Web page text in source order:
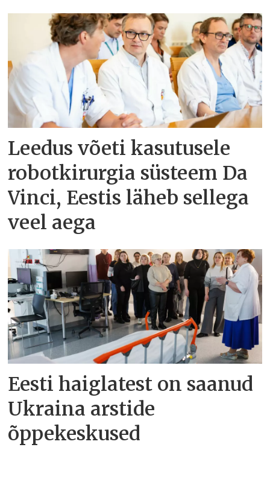
Leedus võeti kasutusele
robotkirurgia süsteem Da
Vinci, Eestis läheb sellega
veel aega
Eesti haiglatest on saanud
Ukraina arstide
õppekeskused